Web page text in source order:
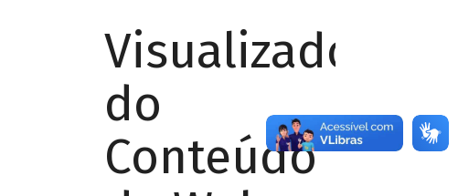
Visualizador
do
Conteúdo